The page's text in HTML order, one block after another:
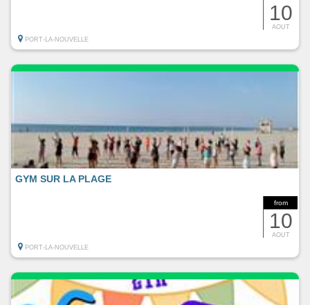
10
AOUT
PORT-LA-NOUVELLE
from
10
AOUT
GYM SUR LA PLAGE
PORT-LA-NOUVELLE